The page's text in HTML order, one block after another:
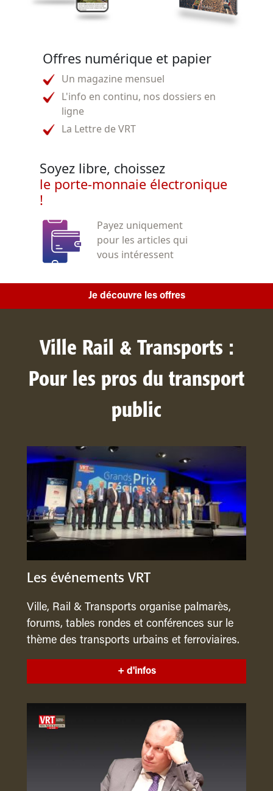
Offres numérique et papier
Un magazine mensuel
L'info en continu, nos dossiers en
ligne
La Lettre de VRT
Soyez libre, choissez
le porte-monnaie électronique
!
Payez uniquement
pour les articles qui
vous intéressent
Je découvre les offres
Ville Rail & Transports :
Pour les pros du transport
public
Les événements VRT
Ville, Rail & Transports organise palmarès,
forums, tables rondes et conférences sur le
thème des transports urbains et ferroviaires.
+ d'infos